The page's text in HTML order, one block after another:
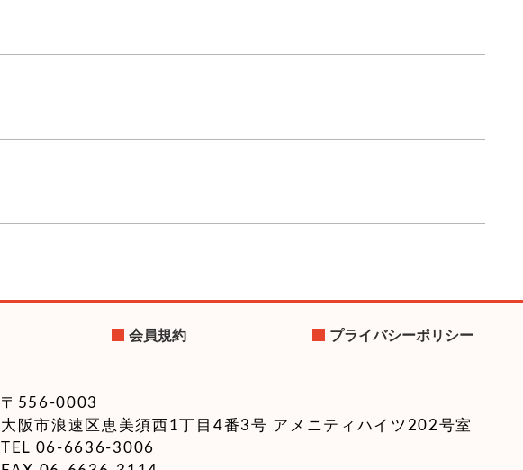
会員規約 プライバシーポリシー
〒556-0003
大阪市浪速区恵美須西1丁目4番3号 アメニティハイツ202号室
TEL 06-6636-3006